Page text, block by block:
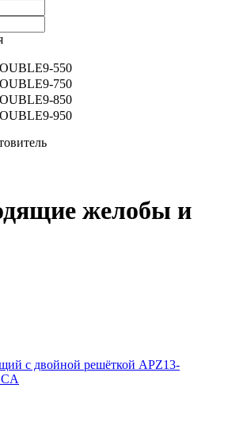
550
750
850
950
желобы и
с двойной решёткой APZ13-